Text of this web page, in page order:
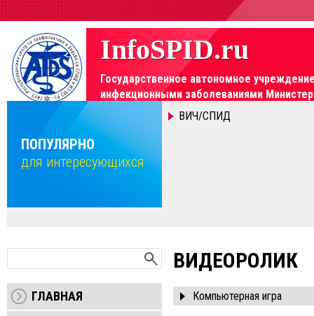
InfoSPID.ru
Государственное автономное
инфекционными заболеваниями
Элемент не найден!
ПОПУЛЯРНО
для интересующихся
ВИЧ/СПИД
ГЛАВНАЯ
ВИДЕОРОЛИК
Компьютерная игра